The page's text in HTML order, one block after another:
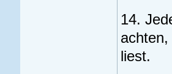
14.
liest.